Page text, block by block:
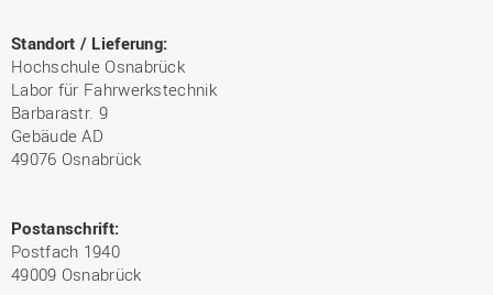
Standort / Lieferung:
Hochschule Osnabrück
Labor für Fahrwerkstechnik
Barbarastr. 9
Gebäude AD
49076 Osnabrück
Postanschrift:
Postfach 1940
49009 Osnabrück